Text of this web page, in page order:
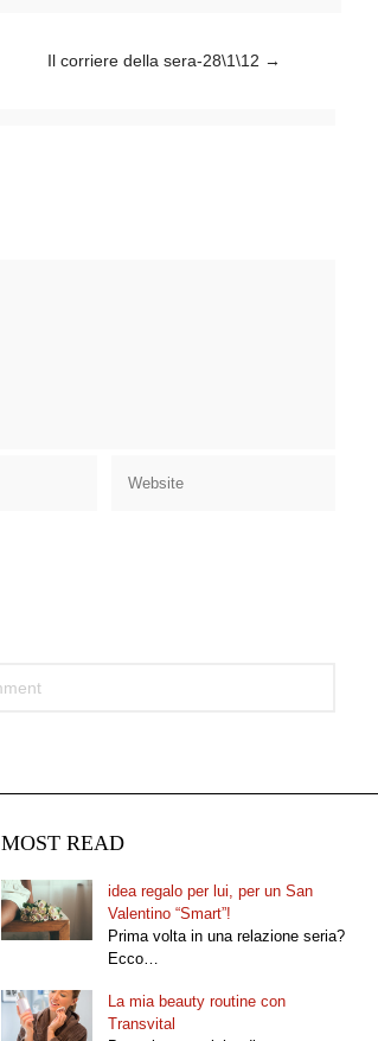
Il corriere della sera-28\1\12 →
MOST READ
idea regalo per lui, per un San
Valentino “Smart”!
Prima volta in una relazione seria?
Ecco…
La mia beauty routine con
Transvital